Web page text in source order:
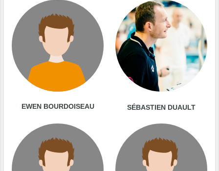
EWEN BOURDOISEAU SÉBASTIEN DUAULT